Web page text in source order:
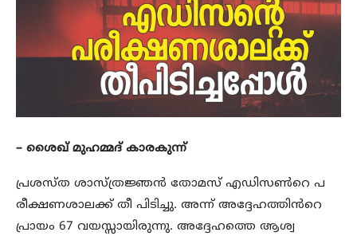
– ശൈഖ് മുഹമ്മദ് കാരകുന്ന്
പ്രശസ്ത ശാസ്ത്രജ്ഞൻ തോമസ് എഡിസൺറെ പ
രീക്ഷണശാലക്ക് തീ പിടിച്ചു. അന്ന് അദ്ദേഹത്തിൻറെ
പ്രായം 67 വയസ്സായിരുന്നു. അദ്ദേഹത്തെ ആശ്വ